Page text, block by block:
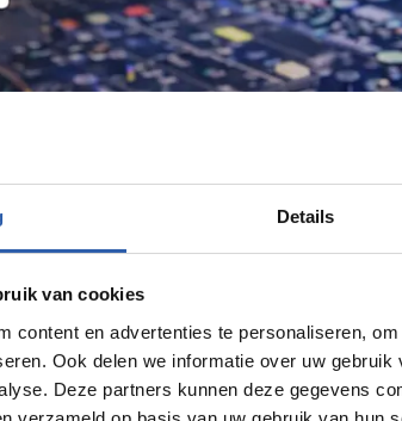
Details
van cookies
content en advertenties te personaliseren,
Ook delen we informatie over uw
Deze partners kunnen deze gegevens